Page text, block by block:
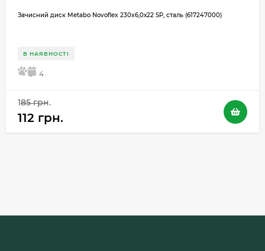
Зачисний диск Metabo Novoflex 230x6,0х22 SP, сталь (617247000)
В НАЯВНОСТІ
5 4
185 грн.
112 грн.